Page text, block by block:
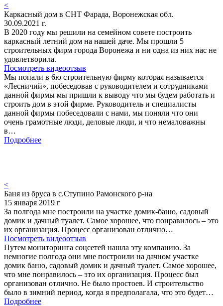
<
Каркасный дом в СНТ Фарада, Воронежская обл.
30.09.2021 г.
В 2020 году мы решили на семейном совете построить
каркасный летний дом на нашей даче. Мы прошли 5
строительных фирм города Воронежа и ни одна из них нас не
удовлетворила.
Посмотреть видеоотзыв
Мы попали в 6ю строительную фирму которая называется
«Лесничий», побеседовав с руководителем и сотрудниками
данной фирмы мы пришли к выводу что мы будем работать и
строить дом в этой фирме. Руководитель и специалисты
данной фирмы побеседовали с нами, мы поняли что они
очень грамотные люди, деловые люди, и что немаловажны
в…
Подробнее
<
Баня из бруса в с.Ступино Рамонского р-на
15 января 2019 г
За полгода мне построили на участке домик-баню, садовый
домик и дачный туалет. Самое хорошее, что понравилось – это
их организация. Процесс организован отлично…
Посмотреть видеоотзыв
Путем мониторинга соцсетей нашла эту компанию. За
немногие полгода они мне построили на дачном участке
домик баню, садовый домик и дачный туалет. Самое хорошее,
что мне понравилось – это их организация. Процесс был
организован отлично. Не было простоев. И строительство
было в зимний период, когда я предполагала, что это будет…
Подробнее